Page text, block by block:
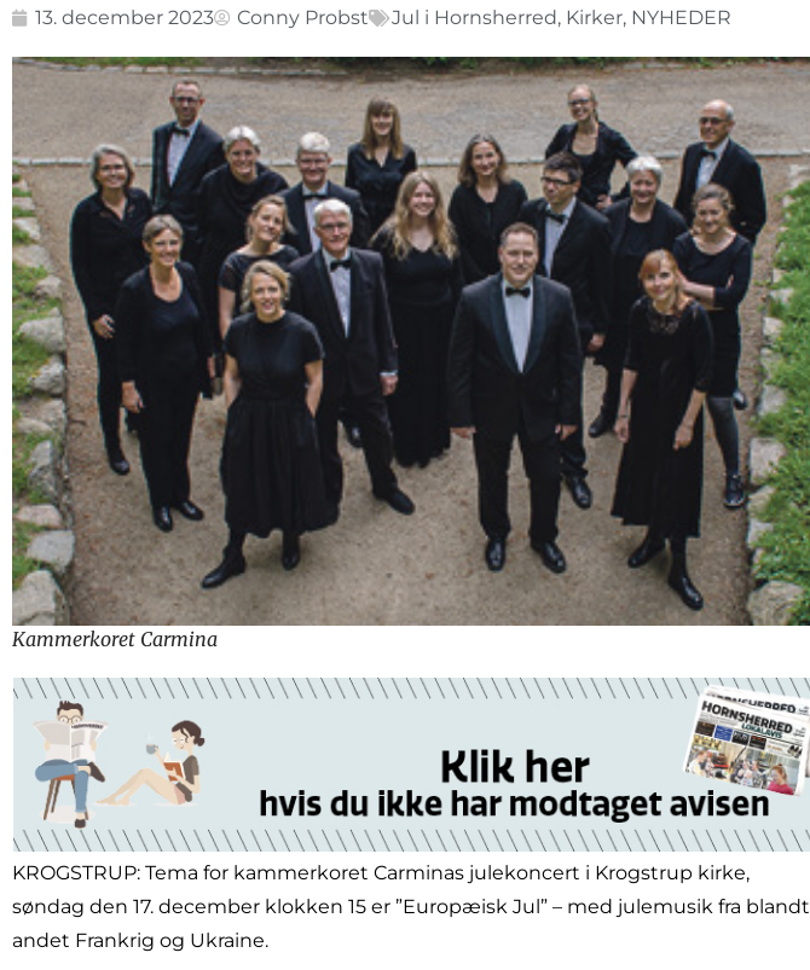
13. december 2023 Conny Probst Jul i Hornsherred, Kirker, NYHEDER
Kammerkoret Carmina
KROGSTRUP: Tema for kammerkoret Carminas julekoncert i Krogstrup kirke,
søndag den 17. december klokken 15 er ”Europæisk Jul” – med julemusik fra blandt
andet Frankrig og Ukraine.